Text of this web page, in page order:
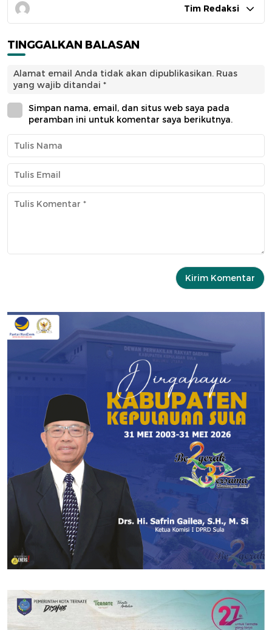
Tim Redaksi
TINGGALKAN BALASAN
Alamat email Anda tidak akan dipublikasikan. Ruas
yang wajib ditandai *
Simpan nama, email, dan situs web saya pada
peramban ini untuk komentar saya berikutnya.